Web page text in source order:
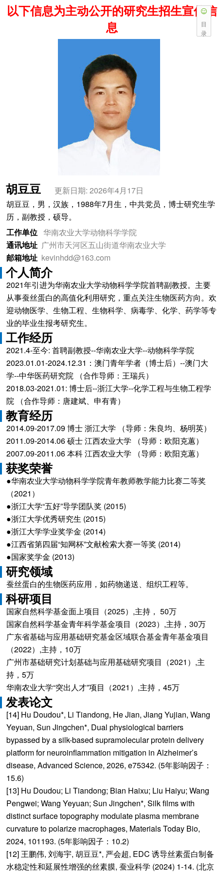
以下信息为主动公开的研究生招生宣传信
息
目
录
胡豆豆
更新日期: 2026年4月17日
胡豆豆，男，汉族，1988年7月生，中共党员，博士研究生学
历，副教授，硕导。
工作单位 华南农业大学动物科学学院
通讯地址 广州市天河区五山街道华南农业大学
邮箱地址 kevinhdd@163.com
个人简介
2021年引进为华南农业大学动物科学学院首聘副教授。主要
从事蚕丝蛋白的高值化利用研究，重点关注生物医药方向。欢
迎动物医学、生物工程、生物科学、病毒学、化学、药学等专
业的毕业生报考研究生。
工作经历
2021.4-至今: 首聘副教授--华南农业大学--动物科学学院
2023.01.01-2024.12.31：澳门青年学者（博士后）--澳门大
学--中华医药研究院 （合作导师：王瑞兵）
2018.03-2021.01: 博士后--浙江大学--化学工程与生物工程学
院 （合作导师：唐建斌、申有青）
教育经历
2014.09-2017.09 博士 浙江大学 （导师：朱良均、杨明英）
2011.09-2014.06 硕士 江西农业大学 （导师：欧阳克蕙）
2007.09-2011.06 本科 江西农业大学 （导师：欧阳克蕙）
获奖荣誉
●华南农业大学动物科学学院青年教师教学能力比赛二等奖
（2021）
●浙江大学“五好”导学团队奖 (2015)
●浙江大学优秀研究生 (2015)
●浙江大学学业奖学金 (2014)
●江西省第四届“知网杯”文献检索大赛一等奖 (2014)
●国家奖学金 (2013)
研究领域
蚕丝蛋白的生物医药应用，如药物递送、组织工程等。
科研项目
国家自然科学基金面上项目（2025）,主持， 50万
国家自然科学基金青年科学基金项目（2023）,主持，30万
广东省基础与应用基础研究基金区域联合基金青年基金项目
（2022）,主持，10万
广州市基础研究计划基础与应用基础研究项目（2021）,主
持，5万
华南农业大学“突出人才”项目（2021）,主持，45万
发表论文
[14] Hu Doudou*, Li Tiandong, He Jian, Jiang Yujian, Wang
Yeyuan, Sun Jingchen*, Dual physiological barriers
bypassed by a silk-based supramolecular protein delivery
platform for neuroinflammation mitigation in Alzheimer’s
disease, Advanced Science, 2026, e75342. (5年影响因子：
15.6)
[13] Hu Doudou; Li Tiandong; Bian Haixu; Liu Haiyu; Wang
Pengwei; Wang Yeyuan; Sun Jingchen*, Silk films with
distinct surface topography modulate plasma membrane
curvature to polarize macrophages, Materials Today Bio,
2024, 101193. (5年影响因子：10.2)
[12] 王鹏伟, 刘海宇, 胡豆豆*, 严会超, EDC 诱导丝素蛋白制备
水稳定性和延展性增强的丝素膜, 蚕业科学 (2024) 1-14. (北京